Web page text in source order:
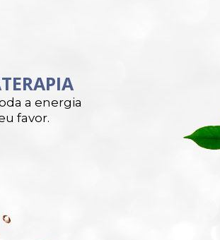
a energia
favor.